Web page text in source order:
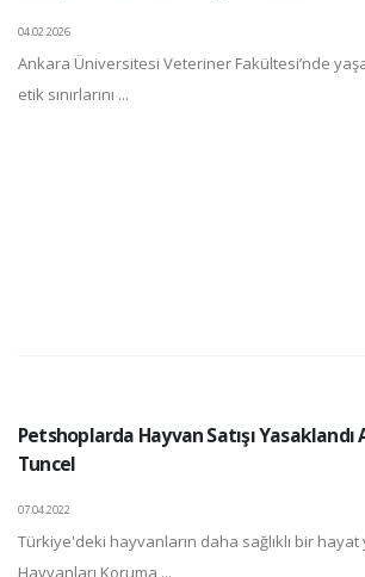
04.02.2026
Ankara Üniversitesi Veteriner Fakültesi’nde
etik sınırlarını ...
Petshoplarda Hayvan Satışı Yasaklandı
Tuncel
07.04.2022
Türkiye'deki hayvanların daha sağlıklı bir
Hayvanları Koruma ...